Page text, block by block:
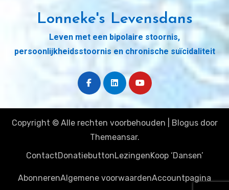
Lonneke's Levensdans
Leven met een bipolaire stoornis,
persoonlijkheidsstoornis en chronische suïcidaliteit
Copyright © Alle rechten voorbehouden Blogusdoor
Themeansar.
ContactDonatiebuttonLezingenKoop ‘Dansen’
AbonnerenAlgemene voorwaardenAccountpagina